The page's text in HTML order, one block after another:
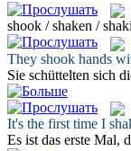
shook / shaken /
They shook hands
Sie schüttelten sich
It's the first time I
Es ist das erste Mal,